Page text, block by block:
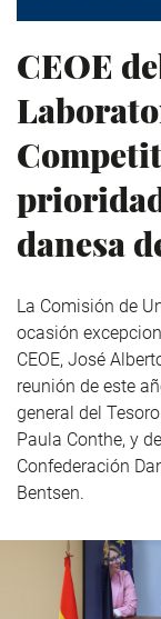
CEOE
danesa
La Comisión de
ocasión
CEOE, José
reunión de este
general del
Paula Conthe, y
Confederación
Bentsen.